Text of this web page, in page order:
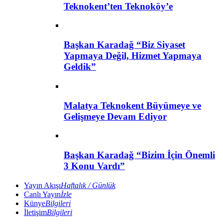
Teknokent’ten Teknoköy’e
Başkan Karadağ “Biz Siyaset
Yapmaya Değil, Hizmet Yapmaya
Geldik”
Malatya Teknokent Büyümeye ve
Gelişmeye Devam Ediyor
Başkan Karadağ “Bizim İçin Önemli
3 Konu Vardı”
Yayın AkışıHaftalık / Günlük
Canlı Yayınİzle
KünyeBilgileri
İletişimBilgileri